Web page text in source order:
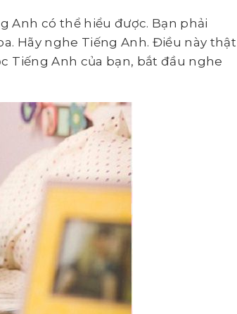
Anh có thể hiểu được. Bạn phải
Hãy nghe Tiếng Anh. Điều này thật
Tiếng Anh của bạn, bắt đầu nghe